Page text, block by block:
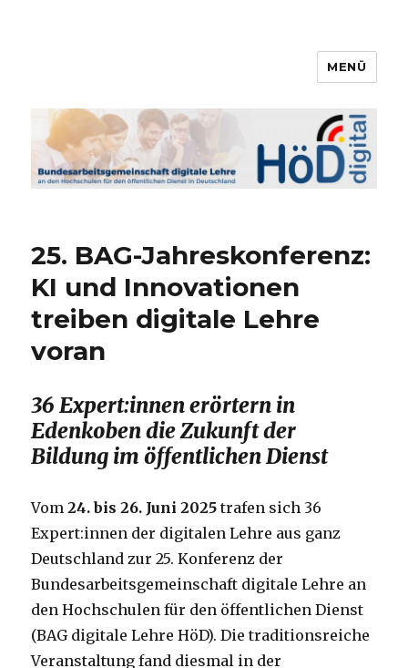
Bundesarbeitsgemeinschaft
digitale Lehre
MENÜ
25. BAG-Jahreskonferenz:
KI und Innovationen
treiben digitale Lehre
voran
36 Expert:innen erörtern in
Edenkoben die Zukunft der
Bildung im öffentlichen Dienst
Vom24. bis 26. Juni 2025 trafen sich 36
Expert:innen der digitalen Lehre aus ganz
Deutschland zur 25. Konferenz der
Bundesarbeitsgemeinschaft digitale Lehre an
den Hochschulen für den öffentlichen Dienst
(BAG digitale Lehre HöD). Die traditionsreiche
Veranstaltung fand diesmal in der